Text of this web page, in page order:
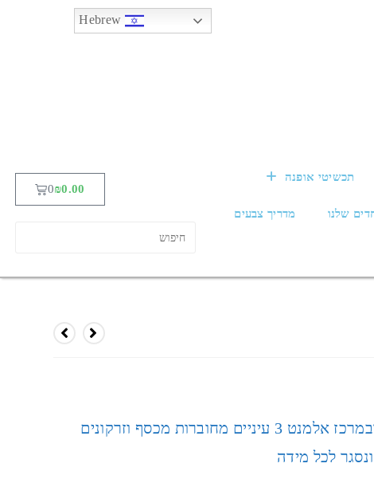
תכשיטי אופנה
שלנו מדריך צבעים
₪0.00
0
צמיד מושחל כדורי כסף מושחר ובמרכז אלמנט 3 עיניים מחוברות מכסף וזרקונים
לכל מידה